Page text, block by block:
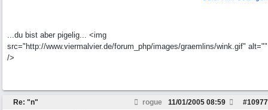
...du bist aber pigelig... <img
src="http://www.viermalvier.de/forum_php/images/graemlins/wink.gif" alt=""
/>
Re: "n" rogue #10977
11/01/2005 08:59